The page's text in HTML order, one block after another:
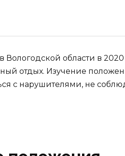
области в
отдых. Изучение
с нарушителями, не